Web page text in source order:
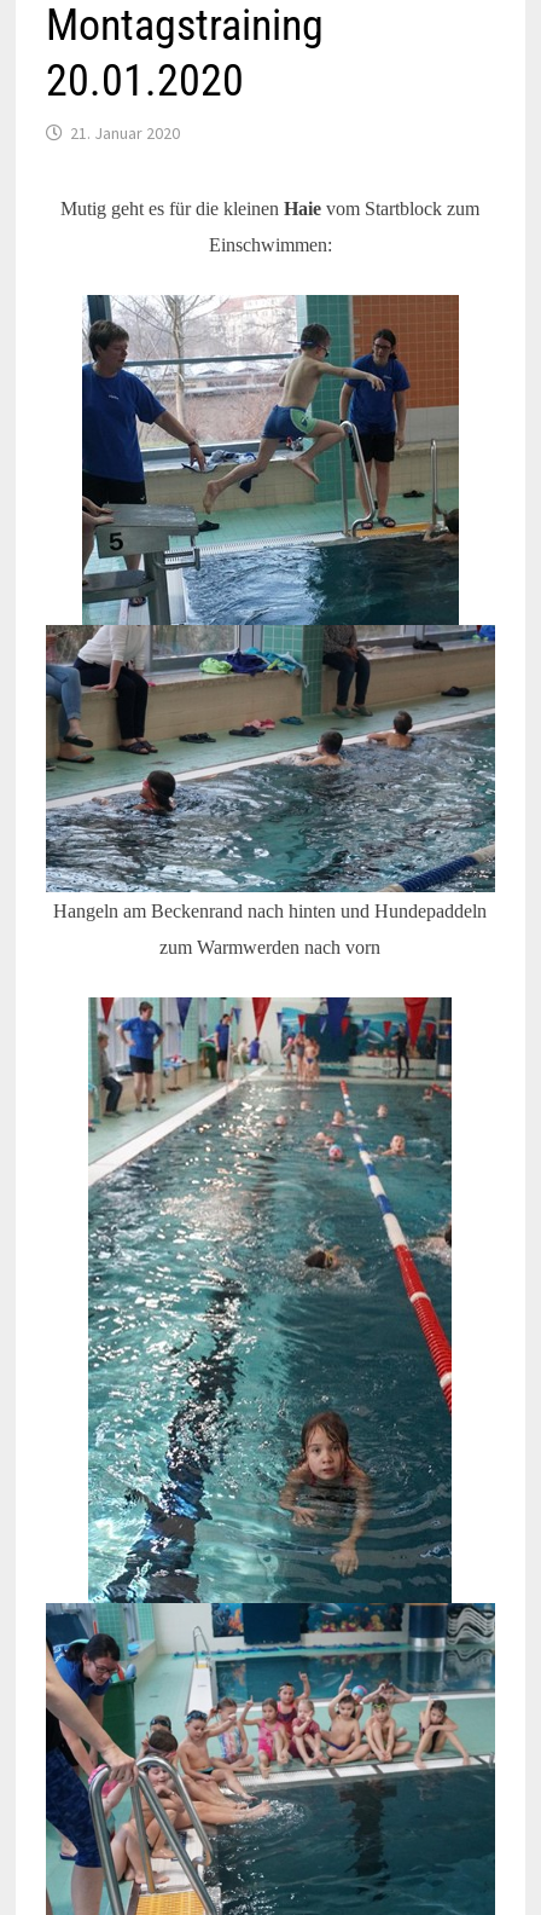
Montagstraining
20.01.2020
21. Januar 2020
Mutig geht es für die kleinenHaie vom Startblock zum
Einschwimmen:
Hangeln am Beckenrand nach hinten und Hundepaddeln
zum Warmwerden nach vorn